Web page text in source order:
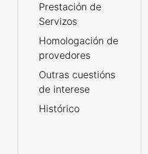
Prestación de
Servizos
Homologación de
provedores
Outras cuestións
de interese
Histórico